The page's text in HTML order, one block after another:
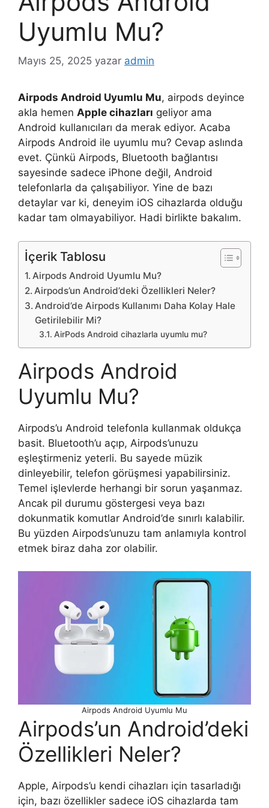
Uyumlu Mu?
Mayıs 25, 2025 yazar admin
Airpods Android Uyumlu Mu, airpods deyince
akla hemen Apple cihazları geliyor ama
Android kullanıcıları da merak ediyor. Acaba
Airpods Android ile uyumlu mu? Cevap aslında
evet. Çünkü Airpods, Bluetooth bağlantısı
sayesinde sadece iPhone değil, Android
telefonlarla da çalışabiliyor. Yine de bazı
detaylar var ki, deneyim iOS cihazlarda olduğu
kadar tam olmayabiliyor. Hadi birlikte bakalım.
İçerik Tablosu
Airpods Android Uyumlu Mu?
Airpods’un Android’deki Özellikleri Neler?
Android’de Airpods Kullanımı Daha Kolay Hale
Getirilebilir Mi?
AirPods Android cihazlarla uyumlu mu?
Airpods Android
Uyumlu Mu?
Airpods’u Android telefonla kullanmak oldukça
basit. Bluetooth’u açıp, Airpods’unuzu
eşleştirmeniz yeterli. Bu sayede müzik
dinleyebilir, telefon görüşmesi yapabilirsiniz.
Temel işlevlerde herhangi bir sorun yaşanmaz.
Ancak pil durumu göstergesi veya bazı
dokunmatik komutlar Android’de sınırlı kalabilir.
Bu yüzden Airpods’unuzu tam anlamıyla kontrol
etmek biraz daha zor olabilir.
Airpods Android Uyumlu Mu
Airpods’un Android’deki
Özellikleri Neler?
Apple, Airpods’u kendi cihazları için tasarladığı
için, bazı özellikler sadece iOS cihazlarda tam